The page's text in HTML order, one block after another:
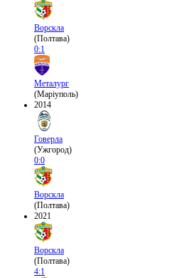
Ворскла
(Полтава)
0:1
Металург
(Маріуполь)
2014
Говерла
(Ужгород)
0:0
Ворскла
(Полтава)
2021
Ворскла
(Полтава)
4:1